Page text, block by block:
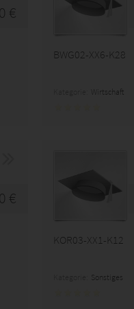
€
BWG02-XX6-K28
Wirtschaft
€
KOR03-XX1-K12
Sonstiges